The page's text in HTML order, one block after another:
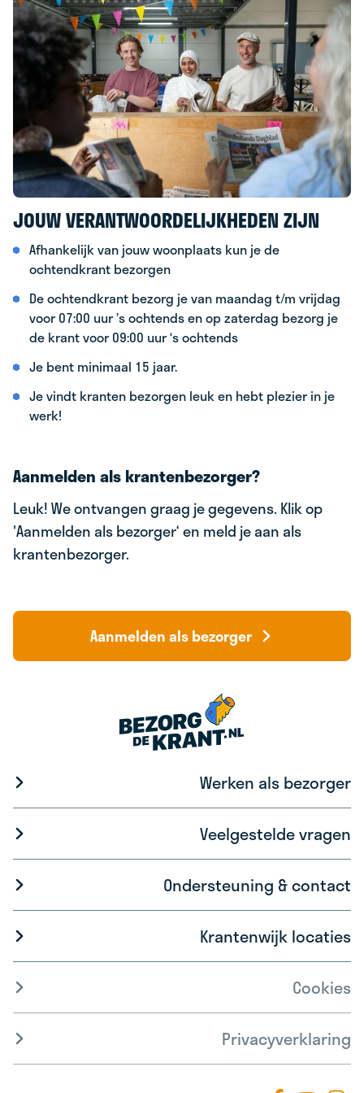
JOUW VERANTWOORDELIJKHEDEN ZIJN
Afhankelijk van jouw woonplaats kun je de
ochtendkrant bezorgen
De ochtendkrant bezorg je van maandag t/m vrijdag
voor 07:00 uur ’s ochtends en op zaterdag bezorg je
de krant voor 09:00 uur ‘s ochtends
Je bent minimaal 15 jaar.
Je vindt kranten bezorgen leuk en hebt plezier in je
werk!
Aanmelden als krantenbezorger?
Leuk! We ontvangen graag je gegevens. Klik op
'Aanmelden als bezorger‘ en meld je aan als
krantenbezorger.
Aanmelden als bezorger
Werken als bezorger
Veelgestelde vragen
Ondersteuning & contact
Krantenwijk locaties
Cookies
Privacyverklaring